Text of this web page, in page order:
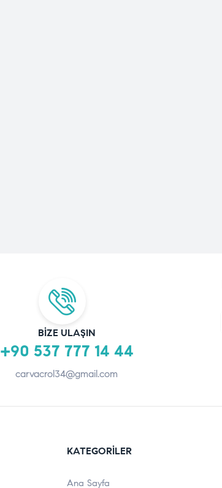
BIZE ULAŞIN
+90 537 777 14 44
carvacrol34@gmail.com
KATEGORILER
Ana Sayfa